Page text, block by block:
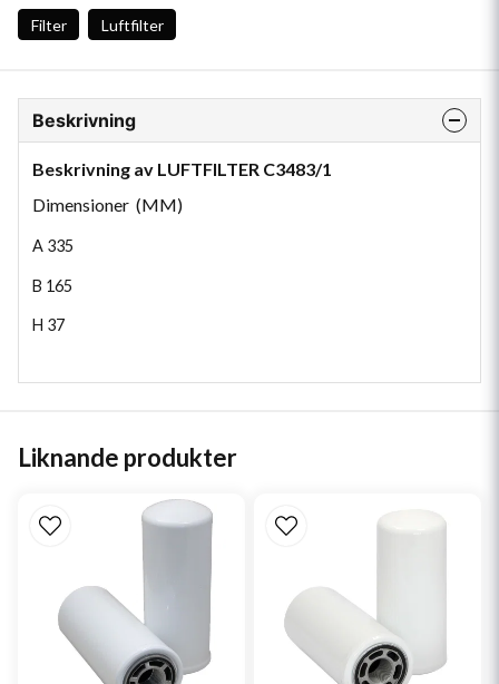
Filter Luftfilter
Beskrivning
Beskrivning av LUFTFILTER C3483/1
Dimensioner (MM)
A 335
B 165
H 37
Liknande produkter